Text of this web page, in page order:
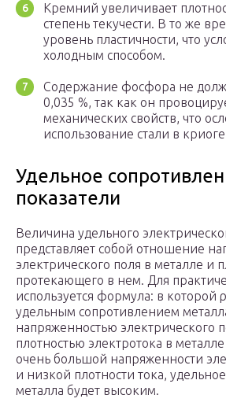
Кремний увеличивает
степень текучести. В то же
уровень пластичности, что
холодным способом.
Содержание фосфора не
0,035 %, так как он
механических свойств, что
использование стали в
Удельное
показатели
Величина удельного
представляет собой отношение
электрического поля в металле и
протекающего в нем. Для
используется формула: в которой
удельным сопротивлением
напряженностью электрического
плотностью электротока в
очень большой напряженности
и низкой плотности тока,
металла будет высоким.